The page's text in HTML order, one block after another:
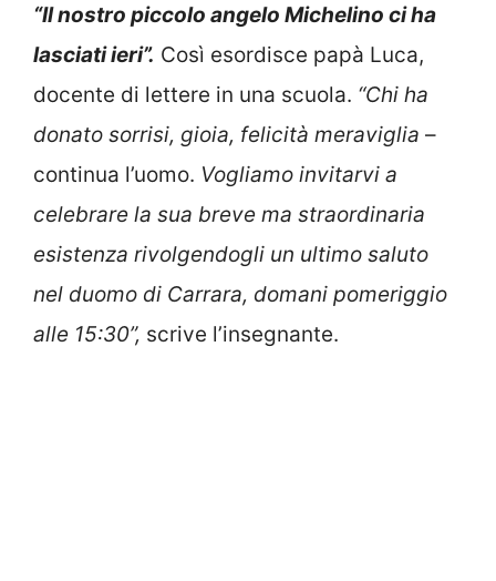
“Il nostro piccolo angelo Michelino ci ha
lasciati ieri”. Così esordisce papà Luca,
docente di lettere in una scuola. “Chi ha
donato sorrisi, gioia, felicità meraviglia –
continua l’uomo. Vogliamo invitarvi a
celebrare la sua breve ma straordinaria
esistenza rivolgendogli un ultimo saluto
nel duomo di Carrara, domani pomeriggio
alle 15:30”, scrive l’insegnante.